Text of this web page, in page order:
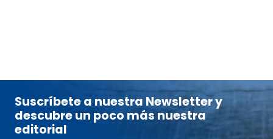
Suscríbete a nuestra Newsletter y
descubre un poco más nuestra
editorial